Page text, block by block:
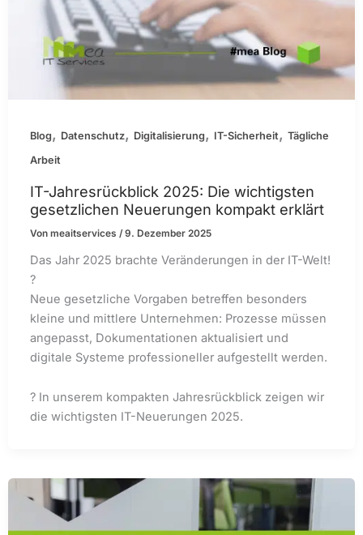
Blog, Datenschutz, Digitalisierung, IT-Sicherheit,Tägliche
Arbeit
IT-Jahresrückblick 2025: Die wichtigsten
gesetzlichen Neuerungen kompakt erklärt
Vonmeaitservices/9. Dezember 2025
Das Jahr 2025 brachte Veränderungen in der IT-Welt!
?
Neue gesetzliche Vorgaben betreffen besonders
kleine und mittlere Unternehmen: Prozesse müssen
angepasst, Dokumentationen aktualisiert und
digitale Systeme professioneller aufgestellt werden.
? In unserem kompakten Jahresrückblick zeigen wir
die wichtigsten IT-Neuerungen 2025.